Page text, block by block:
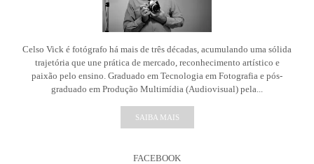
Celso Vick é fotógrafo há mais de três décadas, acumulando uma sólida
trajetória que une prática de mercado, reconhecimento artístico e
paixão pelo ensino. Graduado em Tecnologia em Fotografia e pós-
graduado em Produção Multimídia (Audiovisual) pela...
SAIBA MAIS
FACEBOOK